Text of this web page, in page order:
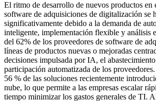
El ritmo de desarrollo de nuevos productos en
software de adquisiciones de digitalización se
significativamente debido a la demanda de
inteligente, implementación flexible y análisis
del 62% de los proveedores de software de
líneas de productos nuevas o mejoradas
decisiones impulsada por IA, el
participación automatizada de los
56 % de las soluciones recientemente
nube, lo que permite a las empresas escalar
tiempo minimizar los gastos generales de TI.